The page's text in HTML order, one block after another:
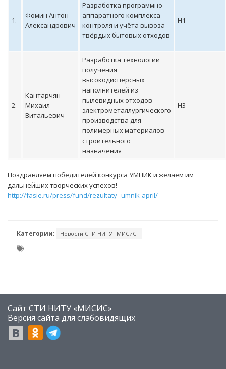
1.
Фомин Антон
Александрович
Разработка программно-
аппаратного комплекса
контроля и учёта вывоза
твёрдых бытовых отходов
Н1
2.
Кантарчян
Михаил
Витальевич
Разработка технологии
получения
высокодисперсных
наполнителей из
пылевидных отходов
электрометаллургического
производства для
полимерных материалов
строительного
назначения
Н3
Поздравляем победителей конкурса УМНИК и желаем им
дальнейших творческих успехов!
http://fasie.ru/press/fund/rezultaty--umnik-april/
Категории: Новости СТИ НИТУ "МИСиС"
Сайт СТИ НИТУ «МИСИС»
​Версия сайта для слабовидящих